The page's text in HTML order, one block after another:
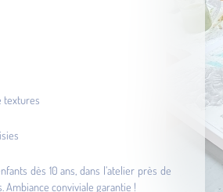
textures
dès 10 ans, dans l’atelier près de
Ambiance conviviale garantie !